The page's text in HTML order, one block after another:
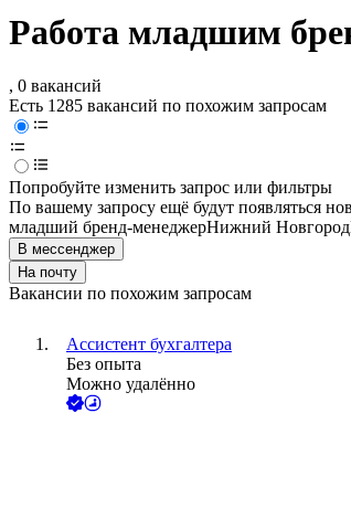
Работа младшим
, 0 вакансий
Есть 1285 вакансий по похожим запросам
Попробуйте изменить запрос или фильтры
По вашему запросу ещё будут появляться
младший бренд-менеджерНижний Новгород
В мессенджер
На почту
Вакансии по похожим запросам
Ассистент бухгалтера
Без опыта
Можно удалённо